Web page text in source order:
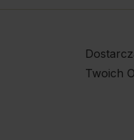
Twoich